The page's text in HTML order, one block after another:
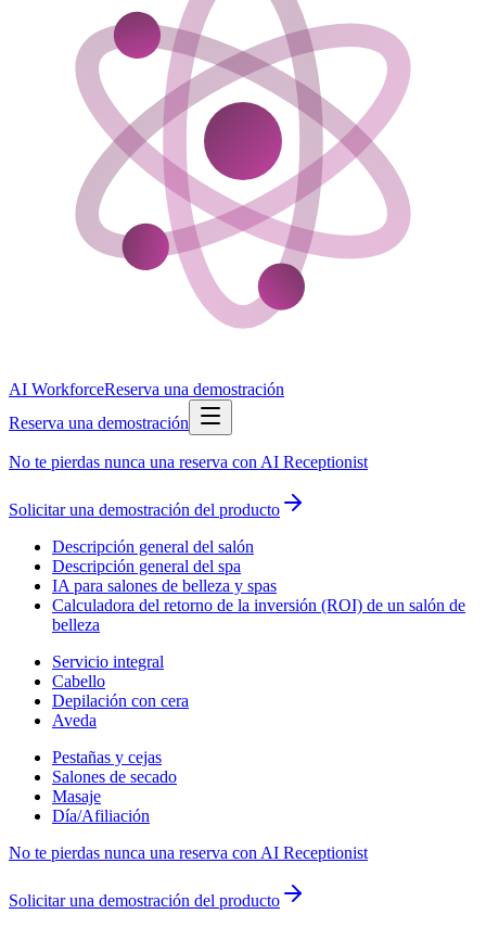
AI WorkforceReserva una demostración
Reserva una demostración
No te pierdas nunca una reserva con AI Receptionist
Solicitar una demostración del producto
Descripción general del salón
Descripción general del spa
IA para salones de belleza y spas
Calculadora del retorno de la inversión (ROI) de un salón de
belleza
Servicio integral
Cabello
Depilación con cera
Aveda
Pestañas y cejas
Salones de secado
Masaje
Día/Afiliación
No te pierdas nunca una reserva con AI Receptionist
Solicitar una demostración del producto